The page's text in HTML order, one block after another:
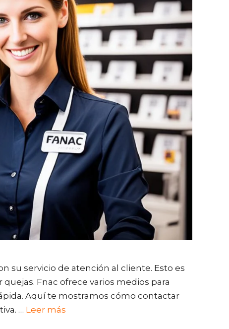
su servicio de atención al cliente. Esto es
Fnac ofrece varios medios para
Aquí te mostramos cómo contactar
… Leer más